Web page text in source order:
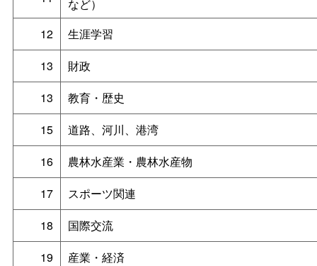
など）
12
生涯学習
13
財政
13
教育・歴史
15
道路、河川、港湾
16
農林水産業・農林水産物
17
スポーツ関連
18
国際交流
19
産業・経済